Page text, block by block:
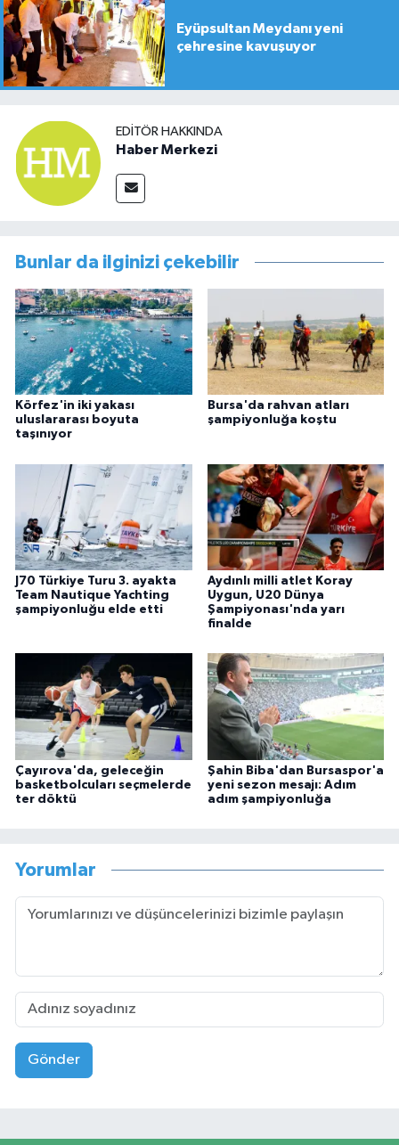
Eyüpsultan Meydanı yeni
çehresine kavuşuyor
EDITÖR HAKKINDA
Haber Merkezi
Bunlar da ilginizi çekebilir
Körfez'in iki yakası
uluslararası boyuta
taşınıyor
Bursa'da rahvan atları
şampiyonluğa koştu
J70 Türkiye Turu 3. ayakta
Team Nautique Yachting
şampiyonluğu elde etti
Aydınlı milli atlet Koray
Uygun, U20 Dünya
Şampiyonası'nda yarı
finalde
Çayırova'da, geleceğin
basketbolcuları seçmelerde
ter döktü
Şahin Biba'dan Bursaspor'a
yeni sezon mesajı: Adım
adım şampiyonluğa
Yorumlar
Gönder